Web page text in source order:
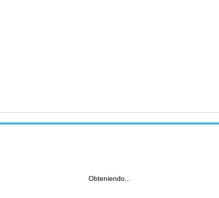
Obteniendo...